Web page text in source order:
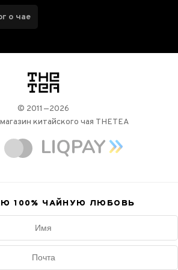
о чае
логотип
© 2011—2026
китайского чая THETEA
100% ЧАЙНУЮ ЛЮБОВЬ